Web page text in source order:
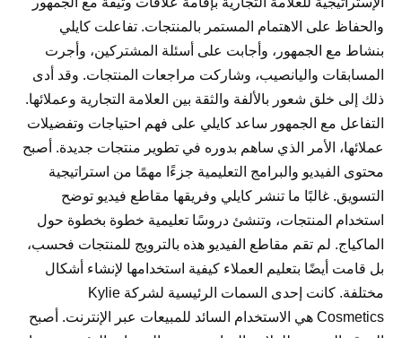
والحفاظ على الاهتمام المستمر بالمنتجات. تفاعلت كايلي
بنشاط مع الجمهور، وأجابت على أسئلة المشتركين، وأجرت
المسابقات واليانصيب، وشاركت مراجعات المنتجات. وقد أدى
ذلك إلى خلق شعور بالألفة والثقة بين العلامة التجارية وعملائها.
التفاعل مع الجمهور ساعد كايلي على فهم احتياجات وتفضيلات
عملائها، الأمر الذي ساهم بدوره في تطوير منتجات جديدة. أصبح
محتوى الفيديو والبرامج التعليمية جزءًا مهمًا من استراتيجية
التسويق. غالبًا ما تنشر كايلي وفريقها مقاطع فيديو توضح
استخدام المنتجات، وتنشئ دروسًا تعليمية خطوة بخطوة حول
الماكياج. لم تقم مقاطع الفيديو هذه بالترويج للمنتجات فحسب،
بل قامت أيضًا بتعليم العملاء كيفية استخدامها لإنشاء أشكال
مختلفة. كانت إحدى السمات الرئيسية لشركة Kylie
Cosmetics هي الاستخدام السائد للمبيعات عبر الإنترنت. أصبح